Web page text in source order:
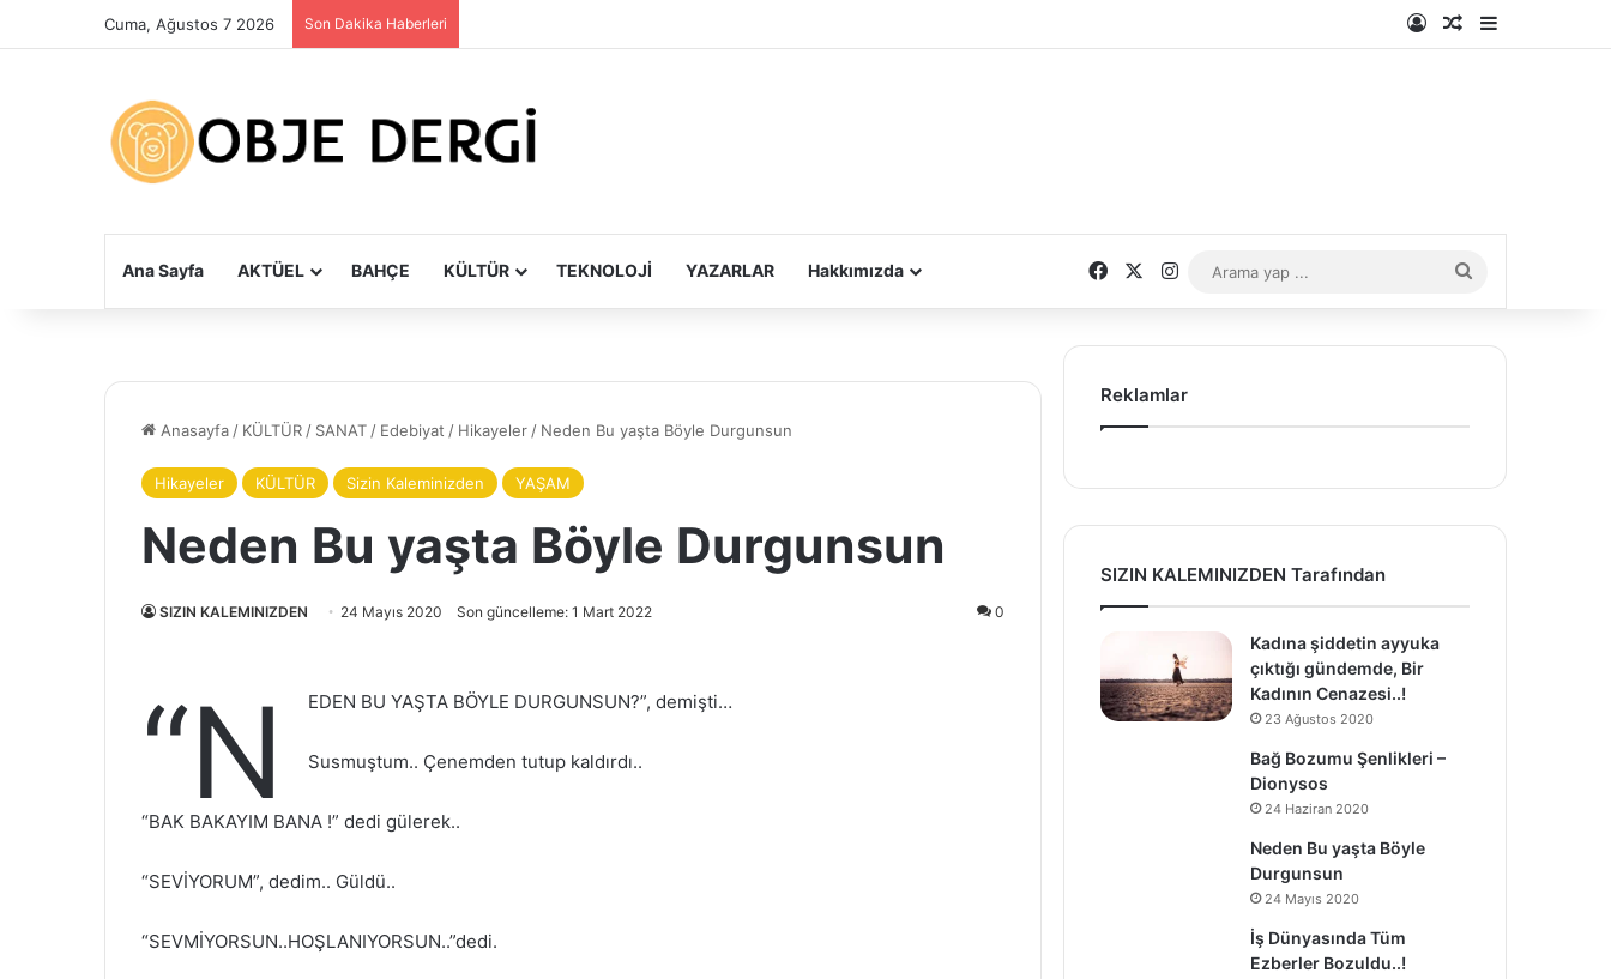
Cuma, Ağustos 7 2026 Son Dakika Haberleri Kayıt OlRastgele Makale
Kenar
Ana Sayfa AKTÜEL BAHÇE KÜLTÜR TEKNOLOJİ YAZARLAR Hakkımızda FacebookInstagram
yap
Anasayfa / KÜLTÜR / SANAT / Edebiyat / Hikayeler / Neden Bu yaşta Böyle Durgunsun
Hikayeler KÜLTÜR Sizin Kaleminizden YAŞAM
Neden Bu yaşta Böyle Durgunsun
SIZIN KALEMINIZDEN 24 Mayıs 2020 Son güncelleme: 1 Mart 2022 0
“N EDEN BU YAŞTA BÖYLE DURGUNSUN?”, demişti…
Susmuştum.. Çenemden tutup kaldırdı..
“BAK BAKAYIM BANA !” dedi gülerek..
“SEVİYORUM”, dedim.. Güldü..
“SEVMİYORSUN..HOŞLANIYORSUN..”dedi.
Reklamlar
SIZIN KALEMINIZDEN Tarafından
Kadına şiddetin ayyuka
çıktığı gündemde, Bir
Kadının Cenazesi..!
23 Ağustos 2020
Bağ Bozumu Şenlikleri –
Dionysos
24 Haziran 2020
Neden Bu yaşta Böyle
Durgunsun
24 Mayıs 2020
İş Dünyasında Tüm
Ezberler Bozuldu..!